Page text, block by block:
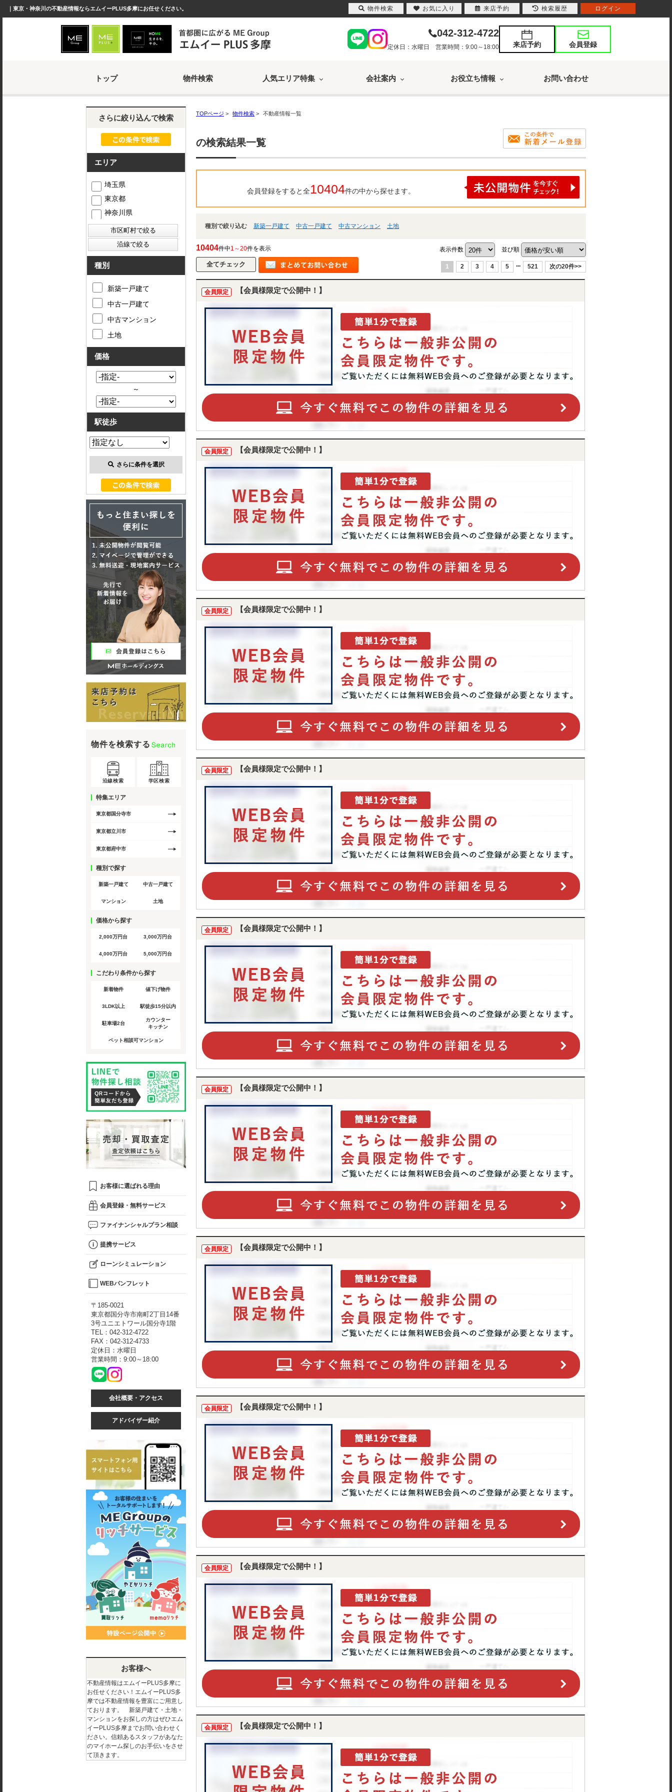
｜東京・神奈川の不動産情報ならエムイーPLUS多摩にお任せください。
042-312-4722
定休日：水曜日 営業時間：9:00～18:00 来店予約 会員登録
トップ 物件検索 人気エリア特集 会社案内 お役立ち情報 お問い合わせ
TOPページ > 物件検索 > 不動産情報一覧
の検索結果一覧
会員登録をすると全10404件の中から探せます。
種別で絞り込む 新築一戸建て 中古一戸建て 中古マンション 土地
10404件中1～20件を表示 表示件数 並び順
1 2 3 4 5 ... 521 次の20件>>
会員限定 【会員様限定で公開中！】
会員限定 【会員様限定で公開中！】
会員限定 【会員様限定で公開中！】
会員限定 【会員様限定で公開中！】
会員限定 【会員様限定で公開中！】
会員限定 【会員様限定で公開中！】
会員限定 【会員様限定で公開中！】
会員限定 【会員様限定で公開中！】
会員限定 【会員様限定で公開中！】
会員限定 【会員様限定で公開中！】
さらに絞り込んで検索
エリア
埼玉県
東京都
神奈川県
種別
新築一戸建て
中古一戸建て
中古マンション
土地
価格
～
駅徒歩
さらに条件を選択
物件を検索する
沿線検索 学区検索
特集エリア
東京都国分寺市
東京都立川市
東京都府中市
種別で探す
新築一戸建て 中古一戸建て
マンション 土地
価格から探す
2,000万円台 3,000万円台
4,000万円台 5,000万円台
こだわり条件から探す
新着物件 値下げ物件
3LDK以上 駅徒歩15分以内
駐車場2台
カウンター
キッチン
ペット相談可マンション
お客様に選ばれる理由
会員登録・無料サービス
ファイナンシャルプラン相談
提携サービス
ローンシミュレーション
WEBパンフレット
〒185-0021
東京都国分寺市南町2丁目14番
3号ユニエトワール国分寺1階
TEL：042-312-4722
FAX：042-312-4733
定休日：水曜日
営業時間：9:00～18:00
会社概要・アクセス
アドバイザー紹介
お客様へ
不動産情報はエムイーPLUS多摩に
お任せください！エムイーPLUS多
摩では不動産情報を豊富にご用意し
ております。 新築戸建て・土地・
マンションをお探しの方はぜひエム
イーPLUS多摩までお問い合わせく
ださい。信頼あるスタッフがあなた
のマイホーム探しのお手伝いをさせ
て頂きます。
物件検索 お気に入り 来店予約 検索履歴 ログイン